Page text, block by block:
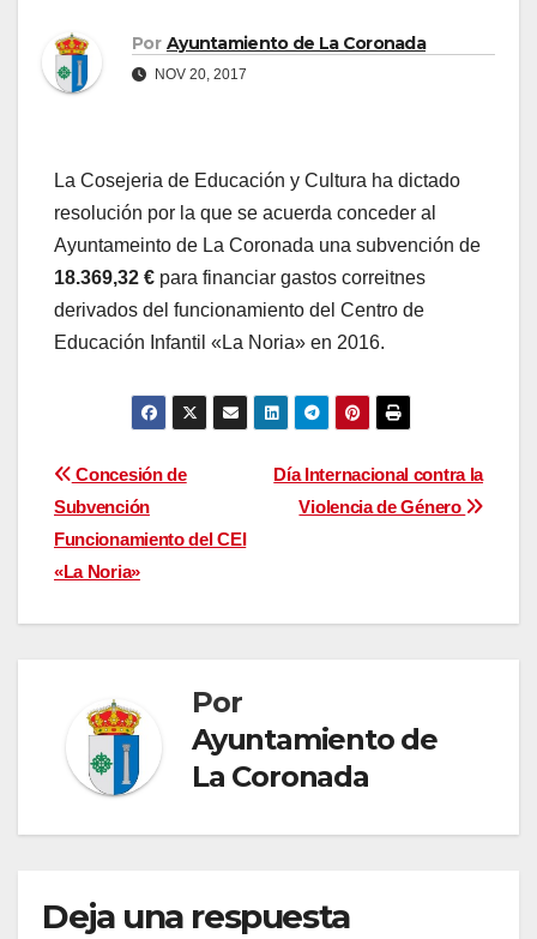
Por Ayuntamiento de La Coronada
NOV 20, 2017
La Cosejeria de Educación y Cultura ha dictado
resolución por la que se acuerda conceder al
Ayuntameinto de La Coronada una subvención de
18.369,32 € para financiar gastos correitnes
derivados del funcionamiento del Centro de
Educación Infantil «La Noria» en 2016.
Navegación
de
entradas
Día Internacional contra la
Violencia de Género
Concesión de
Subvención
Funcionamiento del CEI
«La Noria»
Por
Ayuntamiento de
La Coronada
Deja una respuesta